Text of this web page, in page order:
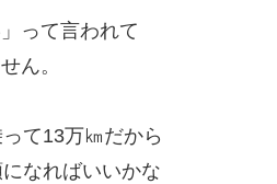
って言われて
ん。
て13万㎞だから
なればいいかな